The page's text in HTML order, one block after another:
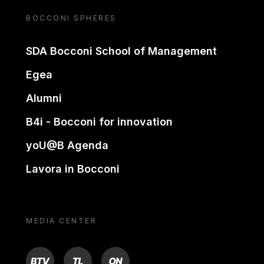
BOCCONI SPHERES
SDA Bocconi School of Management
Egea
Alumni
B4i - Bocconi for innovation
yoU@B Agenda
Lavora in Bocconi
MEDIA CENTER
BTV TL ON